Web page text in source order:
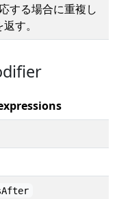
する場合に重複し
す。